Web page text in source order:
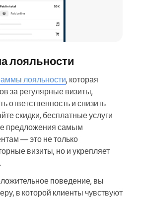
лояльности
лояльности, которая
за регулярные визиты,
ответственность и снизить
скидки, бесплатные услуги
предложения самым
— это не только
визиты, но и укрепляет
поведение, вы
в которой клиенты чувствуют